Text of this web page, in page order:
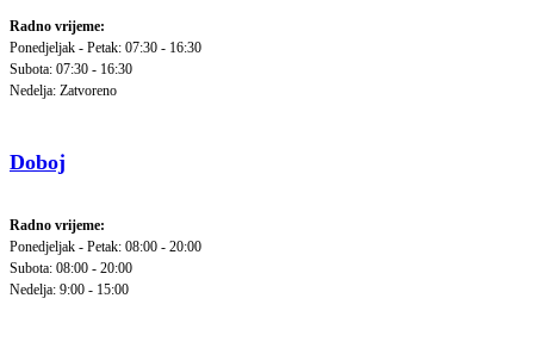
Radno vrijeme:
Ponedjeljak - Petak: 07:30 - 16:30
Subota: 07:30 - 16:30
Nedelja: Zatvoreno
Doboj
Radno vrijeme:
Ponedjeljak - Petak: 08:00 - 20:00
Subota: 08:00 - 20:00
Nedelja: 9:00 - 15:00